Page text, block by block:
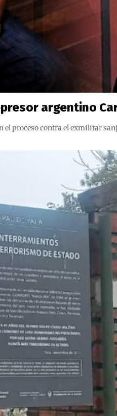
argentino
el proceso contra el exmilitar